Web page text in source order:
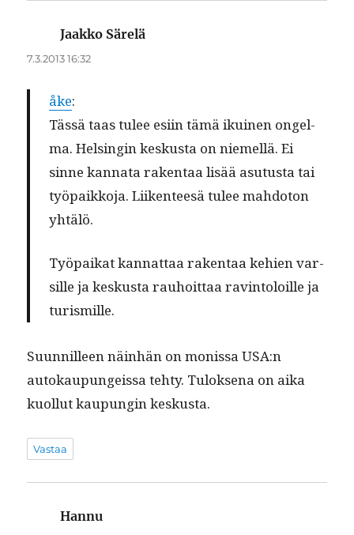
Jaakko Särelä
7.3.2013 16:32
åke:
Tässä taas tulee esi­in tämä ikuinen ongel­
ma. Helsin­gin keskus­ta on niemel­lä. Ei
sinne kan­na­ta rak­en­taa lisää asu­tus­ta tai
työ­paikko­ja. Liiken­teesä tulee mah­do­ton
yhtälö.
Työ­paikat kan­nat­taa rak­en­taa kehien var­
sille ja keskus­ta rauhoit­taa rav­in­toloille ja
turismille.
Suun­nilleen näin­hän on monis­sa USA:n
autokaupungeis­sa tehty. Tulok­se­na on aika
kuol­lut kaupun­gin keskusta.
Vastaa
Hannu